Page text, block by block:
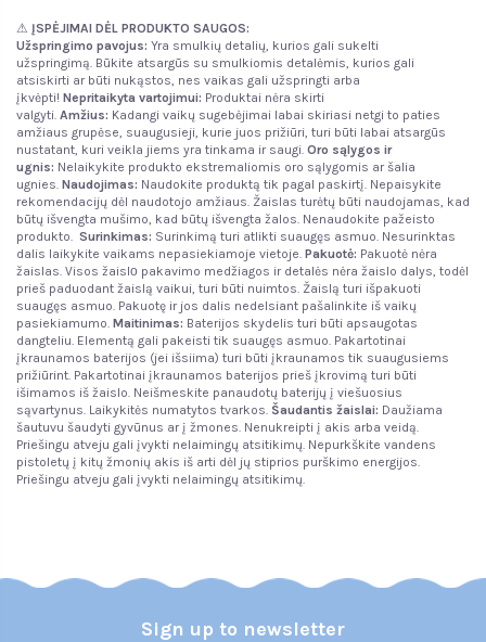
⚠ ĮSPĖJIMAI DĖL PRODUKTO SAUGOS:
Užspringimo pavojus: Yra smulkių detalių, kurios gali sukelti
užspringimą. Būkite atsargūs su smulkiomis detalėmis, kurios gali
atsiskirti ar būti nukąstos, nes vaikas gali užspringti arba
įkvėpti! Nepritaikyta vartojimui: Produktai nėra skirti
valgyti. Amžius: Kadangi vaikų sugebėjimai labai skiriasi netgi to paties
amžiaus grupėse, suaugusieji, kurie juos prižiūri, turi būti labai atsargūs
nustatant, kuri veikla jiems yra tinkama ir saugi. Oro sąlygos ir
ugnis: Nelaikykite produkto ekstremaliomis oro sąlygomis ar šalia
ugnies. Naudojimas: Naudokite produktą tik pagal paskirtį. Nepaisykite
rekomendacijų dėl naudotojo amžiaus. Žaislas turėtų būti naudojamas, kad
būtų išvengta mušimo, kad būtų išvengta žalos. Nenaudokite pažeisto
produkto. Surinkimas: Surinkimą turi atlikti suaugęs asmuo. Nesurinktas
dalis laikykite vaikams nepasiekiamoje vietoje. Pakuotė: Pakuotė nėra
žaislas. Visos žaislо pakavimo medžiagos ir detalės nėra žaislo dalys, todėl
prieš paduodant žaislą vaikui, turi būti nuimtos. Žaislą turi išpakuoti
suaugęs asmuo. Pakuotę ir jos dalis nedelsiant pašalinkite iš vaikų
pasiekiamumo. Maitinimas: Baterijos skydelis turi būti apsaugotas
dangteliu. Elementą gali pakeisti tik suaugęs asmuo. Pakartotinai
įkraunamos baterijos (jei išsiima) turi būti įkraunamos tik suaugusiems
prižiūrint. Pakartotinai įkraunamos baterijos prieš įkrovimą turi būti
išimamos iš žaislo. Neišmeskite panaudotų baterijų į viešuosius
sąvartynus. Laikykitės numatytos tvarkos. Šaudantis žaislai: Daužiama
šautuvu šaudyti gyvūnus ar į žmones. Nenukreipti į akis arba veidą.
Priešingu atveju gali įvykti nelaimingų atsitikimų. Nepurkškite vandens
pistoletų į kitų žmonių akis iš arti dėl jų stiprios purškimo energijos.
Priešingu atveju gali įvykti nelaimingų atsitikimų.
Sign up to newsletter